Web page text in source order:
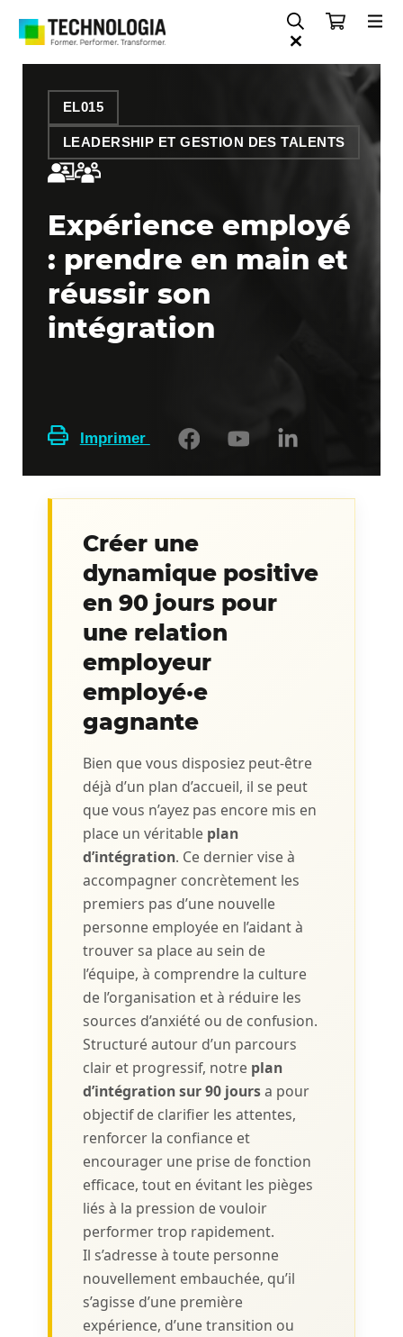
EL015
LEADERSHIP ET GESTION DES TALENTS
Expérience employé
: prendre en main et
réussir son
intégration
Imprimer
Créer une
dynamique positive
en 90 jours pour
une relation
employeur
employé·e
gagnante
Bien que vous disposiez peut-être
déjà d’un plan d’accueil, il se peut
que vous n’ayez pas encore mis en
place un véritable plan
d’intégration. Ce dernier vise à
accompagner concrètement les
premiers pas d’une nouvelle
personne employée en l’aidant à
trouver sa place au sein de
l’équipe, à comprendre la culture
de l’organisation et à réduire les
sources d’anxiété ou de confusion.
Structuré autour d’un parcours
clair et progressif, notre plan
d’intégration sur 90 joursa pour
objectif de clarifier les attentes,
renforcer la confiance et
encourager une prise de fonction
efficace, tout en évitant les pièges
liés à la pression de vouloir
performer trop rapidement.
Il s’adresse à toute personne
nouvellement embauchée, qu’il
s’agisse d’une première
expérience, d’une transition ou